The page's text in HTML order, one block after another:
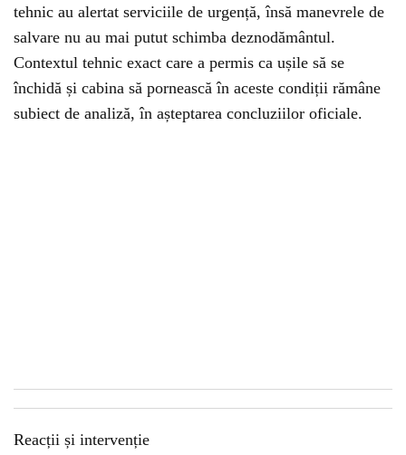
tehnic au alertat serviciile de urgență, însă manevrele de
salvare nu au mai putut schimba deznodământul.
Contextul tehnic exact care a permis ca ușile să se
închidă și cabina să pornească în aceste condiții rămâne
subiect de analiză, în așteptarea concluziilor oficiale.
Reacții și intervenție